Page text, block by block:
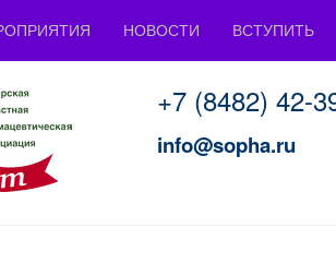
НОВОСТИ ВСТУПИТЬ
+7 (8482) 42-
info@sopha.ru